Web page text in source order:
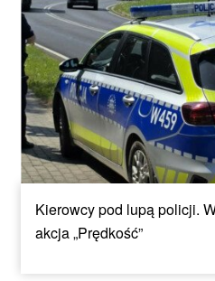
Kierowcy pod lupą policji.
akcja „Prędkość”